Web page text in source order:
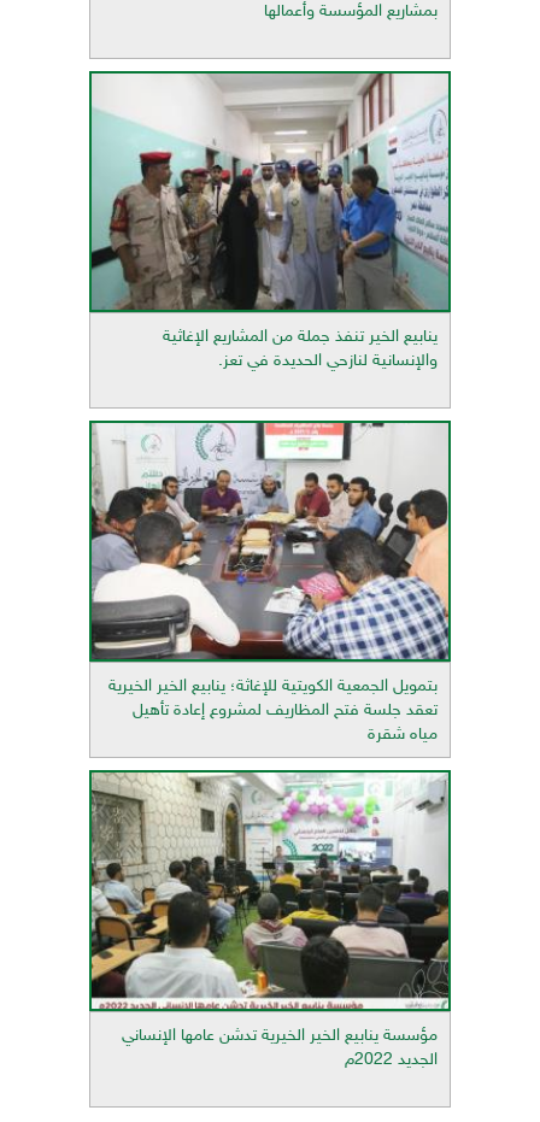
بمشاريع المؤسسة وأعمالها
ينابيع الخير تنفذ جملة من المشاريع الإغاثية
والإنسانية لنازحي الحديدة في تعز.
بتمويل الجمعية الكويتية للإغاثة؛ ينابيع الخير الخيرية
تعقد جلسة فتح المظاريف لمشروع إعادة تأهيل
مياه شقرة
مؤسسة ينابيع الخير الخيرية تدشن عامها الإنساني
الجديد 2022م